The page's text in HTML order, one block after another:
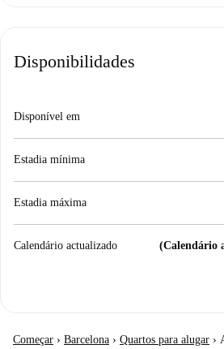
Disponibilidades
Disponível em
Estadia mínima
Estadia máxima
Calendário actualizado (Calendário
Começar › Barcelona › Quartos para alugar ›